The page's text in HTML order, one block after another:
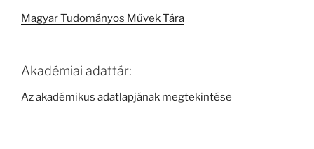
Magyar Tudományos Művek Tára
Akadémiai adattár:
Az akadémikus adatlapjának megtekintése